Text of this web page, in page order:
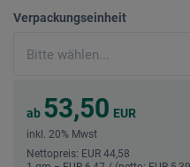
Verpackungseinheit
ab 53,50 EUR
inkl. 20% Mwst
Nettopreis: EUR 44,58